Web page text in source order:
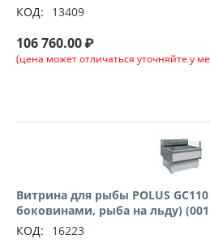
КОД:
13409
106 760.00₽
(цена может отличаться уточняйте у
Витрина для рыбы POLUS GC110
боковинами, рыба на льду)
КОД:
16223